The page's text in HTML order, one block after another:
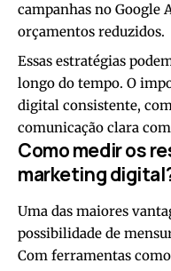
campanhas no Google
orçamentos reduzidos.
Essas estratégias
longo do tempo. O
digital consistente,
comunicação clara
Como medir os
marketing
Uma das maiores
possibilidade de
Com ferramentas